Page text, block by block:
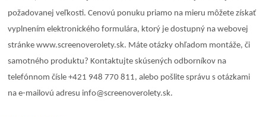
požadovanej veľkosti. Cenovú ponuku priamo na mieru môžete získať
vyplnením elektronického formulára, ktorý je dostupný na webovej
stránke www.screenoverolety.sk. Máte otázky ohľadom montáže, či
samotného produktu? Kontaktujte skúsených odborníkov na
telefónnom čísle +421 948 770 811, alebo pošlite správu s otázkami
na e-mailovú adresu info@screenoverolety.sk.